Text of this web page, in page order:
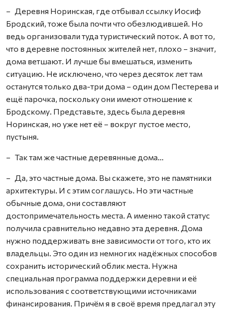
– Деревня Норинская, где отбывал ссылку Иосиф
Бродский, тоже была почти что обезлюдившей. Но
ведь организовали туда туристический поток. А вот то,
что в деревне постоянных жителей нет, плохо – значит,
дома ветшают. И лучше бы вмешаться, изменить
ситуацию. Не исключено, что через десяток лет там
останутся только два-три дома – один дом Пестерева и
ещё парочка, поскольку они имеют отношение к
Бродскому. Представьте, здесь была деревня
Норинская, но уже нет её – вокруг пустое место,
пустыня.
– Так там же частные деревянные дома…
– Да, это частные дома. Вы скажете, это не памятники
архитектуры. И с этим соглашусь. Но эти частные
обычные дома, они составляют
достопримечательность места. А именно такой статус
получила сравнительно недавно эта деревня. Дома
нужно поддерживать вне зависимости от того, кто их
владельцы. Это один из немногих надёжных способов
сохранить исторический облик места. Нужна
специальная программа поддержки деревни и её
использования с соответствующими источниками
финансирования. Причём я в своё время предлагал эту